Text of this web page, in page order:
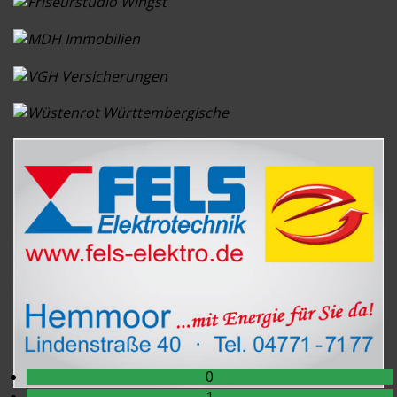
0
D-Mädchen (U13) Beitragsanzahl: 8
A-Junioren (U19)
B-Junioren (U17) Beitragsanzahl: 2
B-Junioren (U16) Beitragsanzahl: 1
D-Junioren (U13) Beitragsanzahl: 2